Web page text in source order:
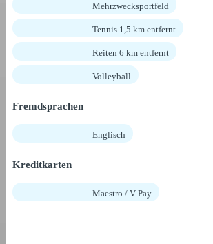
Mehrzwecksportfeld
Tennis 1,5 km entfernt
Reiten 6 km entfernt
Volleyball
Fremdsprachen
Englisch
Kreditkarten
Maestro / V Pay